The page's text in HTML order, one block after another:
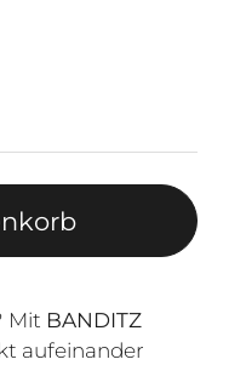
Mit BANDITZ
aufeinander